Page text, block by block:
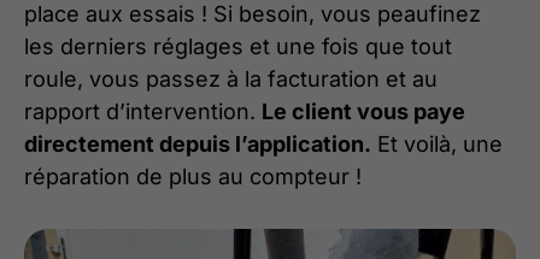
place aux essais ! Si besoin, vous peaufinez
les derniers réglages et une fois que tout
roule, vous passez à la facturation et au
rapport d’intervention. Le client vous paye
directement depuis l’application. Et voilà, une
réparation de plus au compteur !